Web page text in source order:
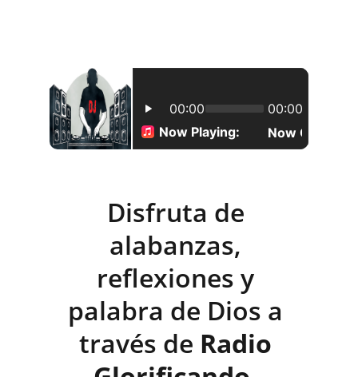
Disfruta de
alabanzas,
reflexiones y
palabra de Dios a
través de Radio